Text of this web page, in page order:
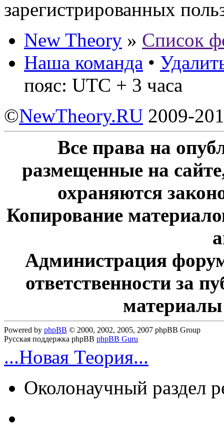
зарегистрированных
New Theory » Список
Наша команда •
пояс: UTC + 3 часа
©NewTheory.RU 2009-
Все права на
размещенные на
охраняются
Копирование
Администрация
ответственности за
Powered by phpBB © 2000, 2002, 2005, 2007 phpBB Group
Русская поддержка phpBB phpBB Guru
...Новая Теория...
Околонаучный раздел